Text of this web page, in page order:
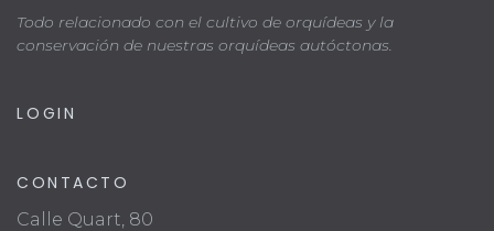
Todo relacionado con el cultivo de orquídeas y la
conservación de nuestras orquídeas autóctonas.
LOGIN
CONTACTO
Calle Quart, 80